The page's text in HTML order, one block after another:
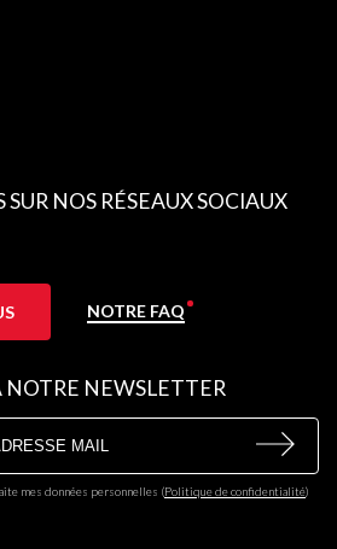
NOS RÉSEAUX SOCIAUX
NOTRE FAQ
NOTRE NEWSLETTER
mes données personnelles (Politique de confidentialité)